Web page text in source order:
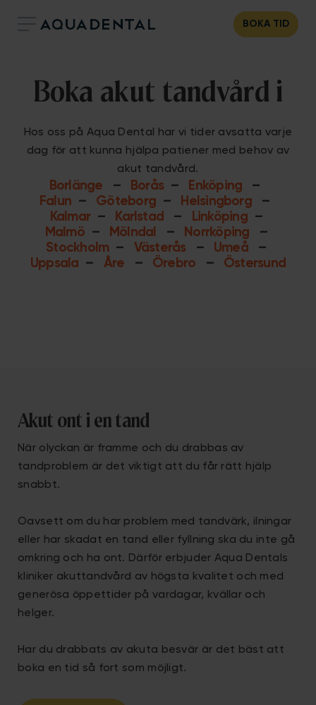
BOKA TID
Boka akut tandvård i
Hos oss på Aqua Dental har vi tider avsatta varje
dag för att kunna hjälpa patiener med behov av
akut tandvård.
Borlänge – Borås – Enköping
–
Falun – Göteborg – Helsingborg
–
Kalmar – Karlstad – Linköping –
Malmö – Mölndal – Norrköping
–
Stockholm – Västerås – Umeå
–
Uppsala – Åre – Örebro – Östersund
Akut ont i en tand
När olyckan är framme och du drabbas av
tandproblem är det viktigt att du får rätt hjälp
snabbt.
Oavsett om du har problem med tandvärk, ilningar
eller har skadat en tand eller fyllning ska du inte gå
omkring och ha ont. Därför erbjuder Aqua Dentals
kliniker akuttandvård av högsta kvalitet och med
generösa öppettider på vardagar, kvällar och
helger.
Har du drabbats av akuta besvär är det bäst att
boka en tid så fort som möjligt.